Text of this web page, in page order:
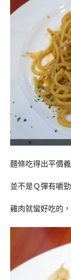
麵條吃得出平價
並不是Ｑ彈有嚼
雞肉就蠻好吃的